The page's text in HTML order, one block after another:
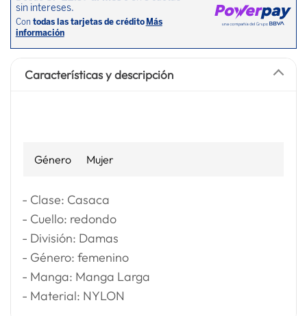
Características y descripción
Género Mujer
- Clase: Casaca
- Cuello: redondo
- División: Damas
- Género: femenino
- Manga: Manga Larga
- Material: NYLON